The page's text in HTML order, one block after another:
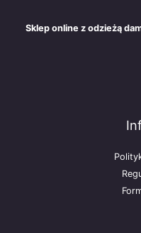
Sklep online z odzieżą